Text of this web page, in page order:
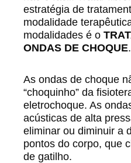
estratégia de
modalidade
modalidades é o
ONDAS DE CHOQUE.
As ondas de choque
“choquinho” da
eletrochoque. As
acústicas de alta
eliminar ou diminuir a
pontos do corpo, que
de gatilho.